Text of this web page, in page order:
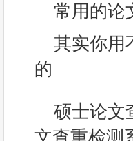
常用的论
其实你用
的
硕士论文